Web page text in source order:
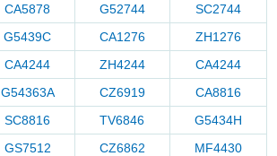
CA5878 G52744
SC2744
G5439C CA1276
ZH1276
CA4244 ZH4244
CA4244
G54363A CZ6919
CA8816
SC8816 TV6846
G5434H
GS7512 CZ6862
MF4430